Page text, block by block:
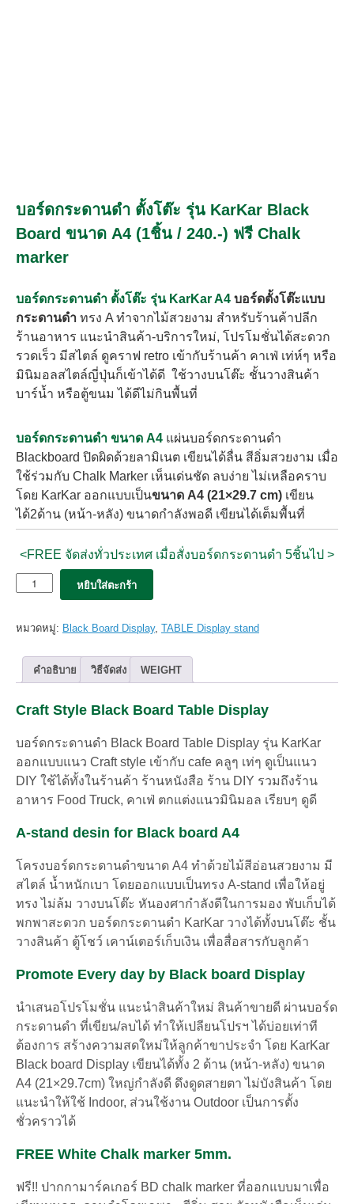
บอร์ดกระดานดำ ตั้งโต๊ะ รุ่น KarKar Black
Board ขนาด A4 (1ชิ้น / 240.-) ฟรี Chalk
marker
บอร์ดกระดานดำ ตั้งโต๊ะ รุ่น KarKar A4 บอร์ดตั้งโต๊ะแบบ
กระดานดำ ทรง A ทำจากไม้สวยงาม สำหรับร้านค้าปลีก
ร้านอาหาร แนะนำสินค้า-บริการใหม่, โปรโมชั่นได้สะดวก
รวดเร็ว มีสไตล์ ดูคราฟ retro เข้ากับร้านค้า คาเฟ่ เท่ห์ๆ หรือ
มินิมอลสไตล์ญี่ปุ่นก็เข้าได้ดี ใช้วางบนโต๊ะ ชั้นวางสินค้า
บาร์น้ำ หรือตู้ขนม ได้ดีไม่กินพื้นที่
บอร์ดกระดานดำ ขนาด A4 แผ่นบอร์ดกระดานดำ
Blackboard ปิดผิดด้วยลามิเนต เขียนได้ลื่น สีอิ่มสวยงาม เมื่อ
ใช้ร่วมกับ Chalk Marker เห็นเด่นชัด ลบง่าย ไม่เหลือคราบ
โดย KarKar ออกแบบเป็นขนาด A4 (21×29.7 cm) เขียน
ได้2ด้าน (หน้า-หลัง) ขนาดกำลังพอดี เขียนได้เต็มพื้นที่
<FREE จัดส่งทั่วประเทศ เมื่อสั่งบอร์ดกระดานดำ 5ชิ้นไป >
จำนวน
บอร์ด
Black
Board
โต๊ะ
-
ฟรี
marker
ชิ้น
หยิบใส่ตะกร้า
หมวดหมู่: Black Board Display, TABLE Display stand
คำอธิบาย วิธีจัดส่ง WEIGHT
Craft Style Black Board Table Display
บอร์ดกระดานดำ Black Board Table Display รุ่น KarKar
ออกแบบแนว Craft style เข้ากับ cafe คลูๆ เท่ๆ ดูเป็นแนว
DIY ใช้ได้ทั้งในร้านค้า ร้านหนังสือ ร้าน DIY รวมถึงร้าน
อาหาร Food Truck, คาเฟ่ ตกแต่งแนวมินิมอล เรียบๆ ดูดี
A-stand desin for Black board A4
โครงบอร์ดกระดานดำขนาด A4 ทำด้วยไม้สีอ่อนสวยงาม มี
สไตล์ น้ำหนักเบา โดยออกแบบเป็นทรง A-stand เพื่อให้อยู่
ทรง ไม่ล้ม วางบนโต๊ะ หันองศากำลังดีในการมอง พับเก็บได้
พกพาสะดวก บอร์ดกระดานดำ KarKar วางได้ทั้งบนโต๊ะ ชั้น
วางสินค้า ตู้โชว์ เคาน์เตอร์เก็บเงิน เพื่อสื่อสารกับลูกค้า
Promote Every day by Black board Display
นำเสนอโปรโมชั่น แนะนำสินค้าใหม่ สินค้าขายดี ผ่านบอร์ด
กระดานดำ ที่เขียน/ลบได้ ทำให้เปลียนโปรฯ ได้บ่อยเท่าที
ต้องการ สร้างความสดใหม่ให้ลูกค้าขาประจำ โดย KarKar
Black board Display เขียนได้ทั้ง 2 ด้าน (หน้า-หลัง) ขนาด
A4 (21×29.7cm) ใหญ่กำลังดี ดึงดูดสายตา ไม่บังสินค้า โดย
แนะนำให้ใช้ Indoor, ส่วนใช้งาน Outdoor เป็นการตั้ง
ชั่วคราวได้
FREE White Chalk marker 5mm.
ฟรี!! ปากกามาร์คเกอร์ BD chalk marker ที่ออกแบบมาเพื่อ